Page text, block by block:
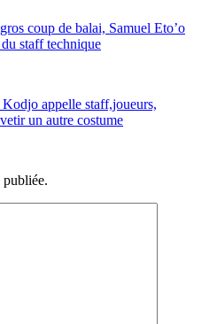
coup de balai, Samuel Eto’o
staff technique
appelle staff,joueurs,
un autre costume
publiée.